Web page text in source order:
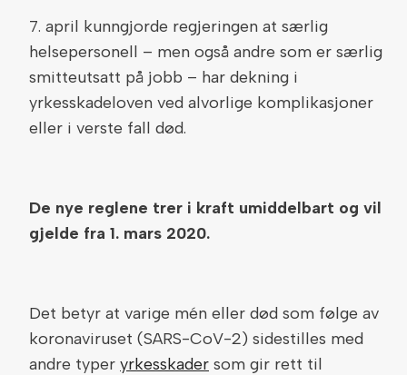
7. april kunngjorde regjeringen at særlig
helsepersonell – men også andre som er særlig
smitteutsatt på jobb – har dekning i
yrkesskadeloven ved alvorlige komplikasjoner
eller i verste fall død.
De nye reglene trer i kraft umiddelbart og vil
gjelde fra 1. mars 2020.
Det betyr at varige mén eller død som følge av
koronaviruset (SARS-CoV-2) sidestilles med
andre typer yrkesskader som gir rett til